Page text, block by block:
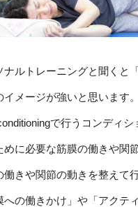
ナルトレーニングと聞くと
イメージが強いと思います。
で行うコンディ
めに必要な筋膜の働きや関
働きや関節の動きを整えて
への働きかけ」や「アクテ